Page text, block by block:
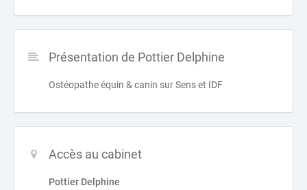
Présentation de Pottier Delphine
Ostéopathe équin & canin sur Sens et IDF
Accès au cabinet
Pottier Delphine